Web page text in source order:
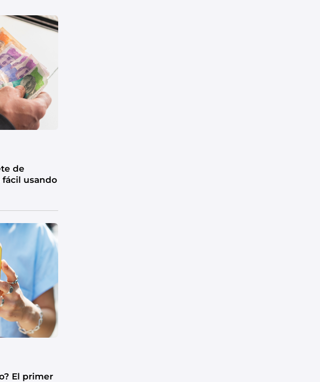
de
fácil usando
El primer